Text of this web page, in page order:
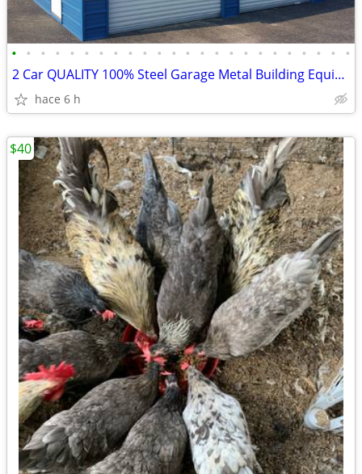
• • • • • • • • • • • • • • • • • • • • • • • •
2 Car QUALITY 100% Steel Garage Metal Building Equipment Storage Shed
hace 6 h
$40